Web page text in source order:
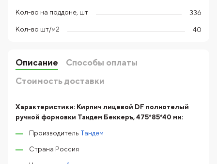
Кол-во на поддоне, шт 336
Кол-во шт/м2 40
Описание
Способы оплаты
Стоимость доставки
Характеристики: Кирпич лицевой DF полнотелый
ручной формовки Тандем Беккеръ, 475*85*40 мм:
Производитель Тандем
Страна Россия